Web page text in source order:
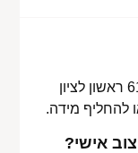
הסטודיו שלנו נמצא ברח' הנמל 61 ראשון לציון
להחליף מידה.
אישי?